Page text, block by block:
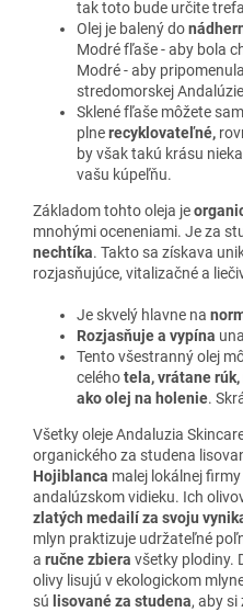
tak toto bude určite
Olej je balený do
Modré fľaše - aby bola
Modré - aby
stredomorskej
Sklené fľaše môžete
plnerecyklovateľné,
by však takú krásu
vašu kúpeľňu.
Základom tohto oleja je
mnohými oceneniami. Je za
nechtíka. Takto sa získava
rozjasňujúce, vitalizačné a
Je skvelý hlavne na
Rozjasňuje a vypína
Tento všestranný olej
celéhotela, vrátane rúk,
ako olej na holenie.
Všetky oleje Andaluzia
organického za studena
Hojiblanca malej lokálnej
andalúzskom vidieku. Ich
zlatých medailí za svoju
mlyn praktizuje udržateľné
a ručne zbiera všetky plodiny.
olivy lisujú v ekologickom
sú lisované za studena, aby